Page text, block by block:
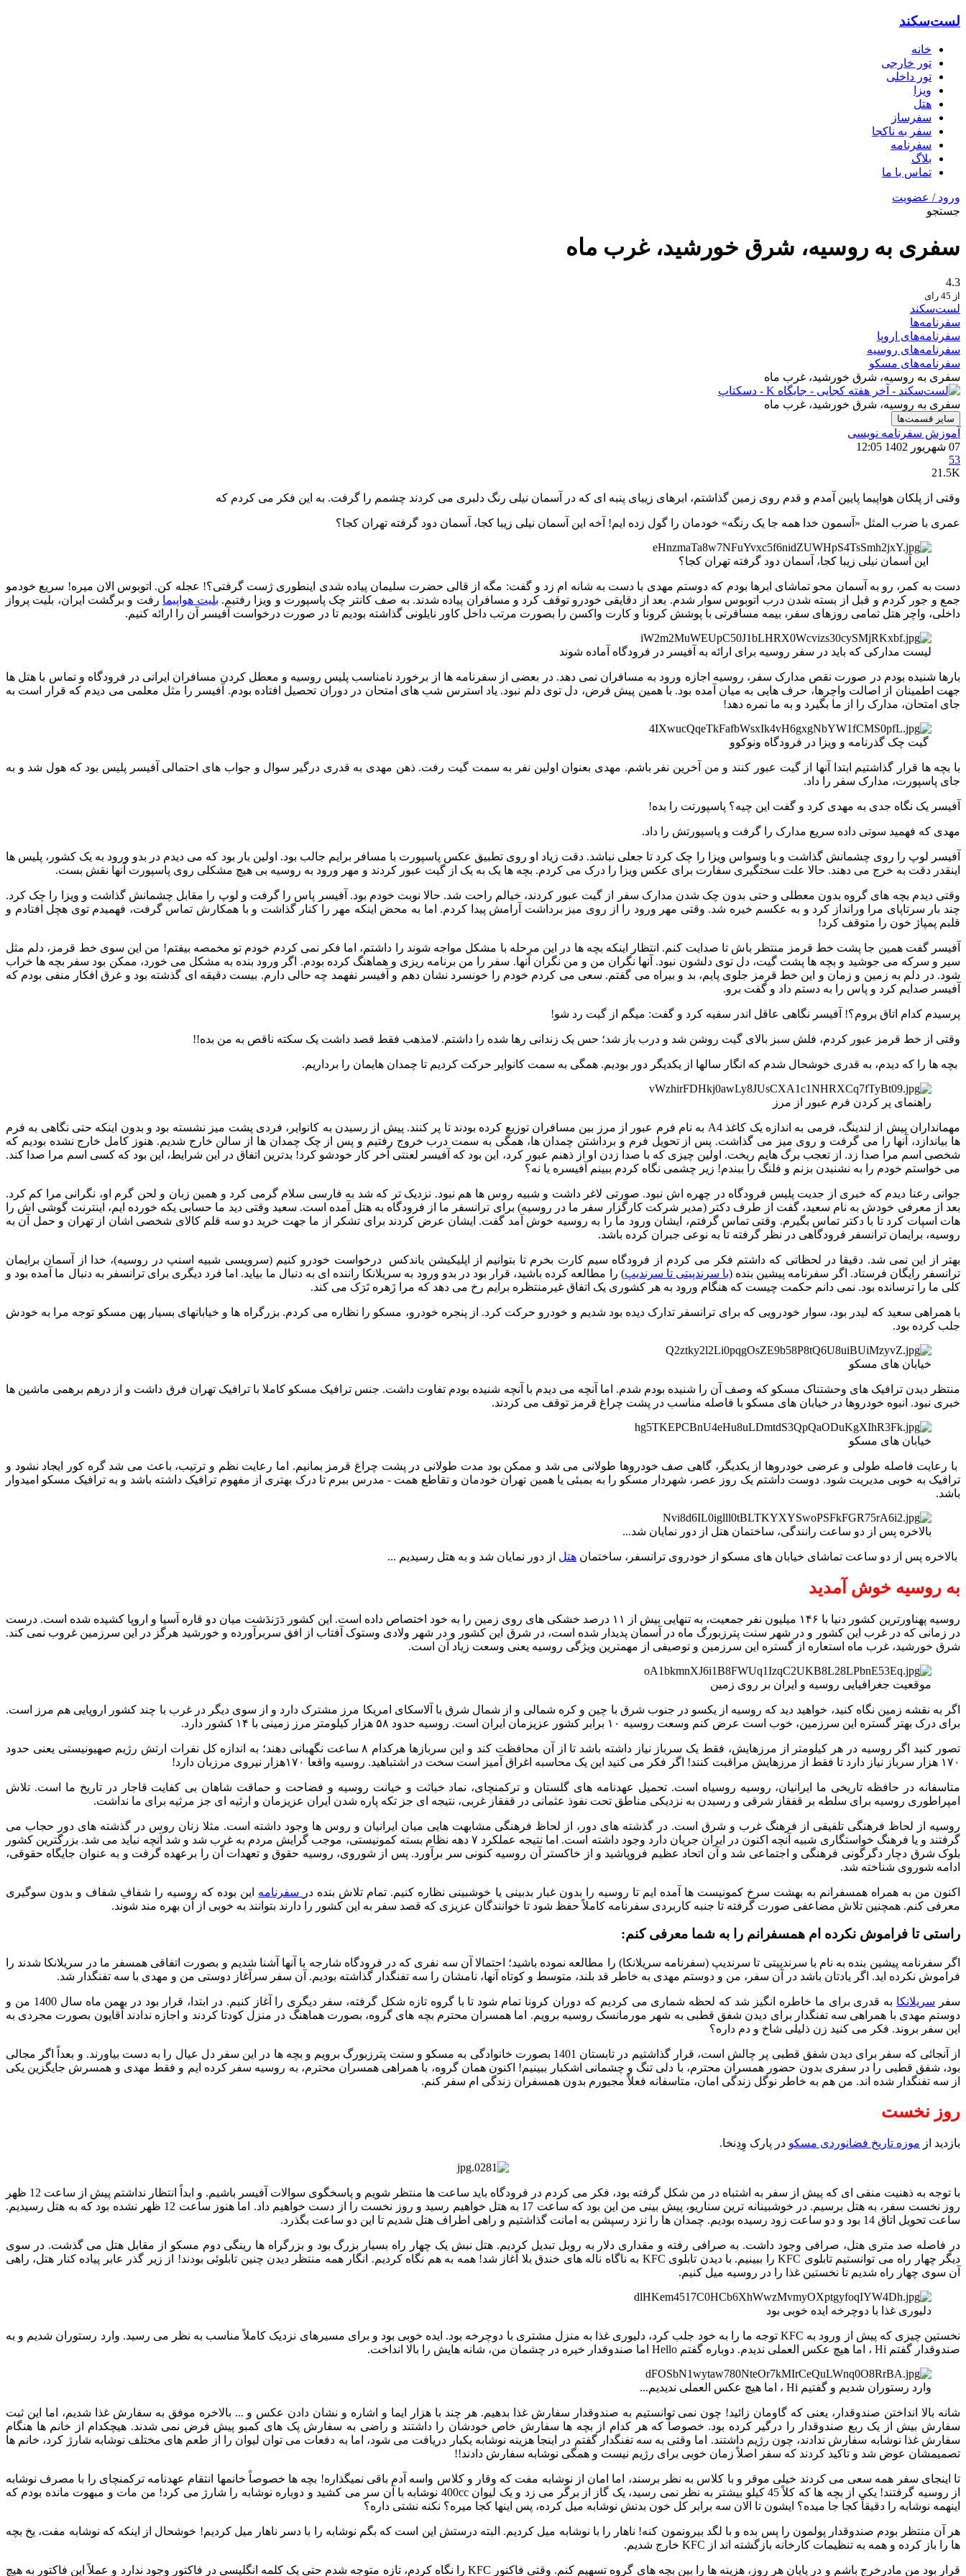
لست‌سکند
خانه
تور خارجی
تور داخلی
ویزا
هتل‌
سفرساز
سفر به ناکجا
سفرنامه
بلاگ
تماس با ما
ورود / عضویت
جستجو
سفری به روسیه، شرق خورشید، غرب ماه
4.3
از 45 رای
لست‌سکند
سفرنامه‌ها
سفرنامه‌های اروپا
سفرنامه‌های روسیه
سفرنامه‌های مسکو
سفری به روسیه، شرق خورشید، غرب ماه
سفری به روسیه، شرق خورشید، غرب ماه
سایر قسمت‌ها
آموزش سفرنامه‌ نویسی
07 شهریور 1402 12:05
53
21.5K
وقتی از پلکان هواپیما پایین آمدم و قدم روی زمین گذاشتم، ابرهای زیبای پنبه ای که در آسمان نیلی رنگ دلبری می کردند چشمم را گرفت. به این فکر می کردم که
عمری با ضرب المثل «آسمون خدا همه جا یک رنگه» خودمان را گول زده ایم! آخه این آسمان نیلی زیبا کجا، آسمان دود گرفته تهران کجا؟
این آسمان نیلی زیبا کجا، آسمان دود گرفته تهران کجا؟
دست به کمر، رو به آسمان محو تماشای ابرها بودم که دوستم مهدی با دست به شانه ام زد و گفت: مگه از قالی حضرت سلیمان پیاده شدی اینطوری ژست گرفتی؟! عجله کن. اتوبوس الان میره! سریع خودمو
جمع و جور کردم و قبل از بسته شدن درب اتوبوس سوار شدم. بعد از دقایقی خودرو توقف کرد و مسافران پیاده شدند. به صف کانتر چک پاسپورت و ویزا رفتیم. بلیت هواپیما رفت و برگشت ایران، بلیت پرواز
داخلی، واچر هتل تمامی روزهای سفر، بیمه مسافرتی با پوشش کرونا و کارت واکسن را بصورت مرتب داخل کاور نایلونی گذاشته بودیم تا در صورت درخواست آفیسر آن را ارائه کنیم.
لیست مدارکی که باید در سفر روسیه برای ارائه به آفیسر در فرودگاه آماده شوند
بارها شنیده بودم در صورت نقص مدارک سفر، روسیه اجازه ورود به مسافران نمی دهد. در بعضی از سفرنامه ها از برخورد نامناسب پلیس روسیه و معطل کردن مسافران ایرانی در فرودگاه و تماس با هتل ها
جهت اطمینان از اصالت واچرها، حرف هایی به میان آمده بود. با همین پیش فرض، دل توی دلم نبود. یاد استرس شب های امتحان در دوران تحصیل افتاده بودم. آفیسر را مثل معلمی می دیدم که قرار است به
جای امتحان، مدارک را از ما بگیرد و به ما نمره دهد!
گیت چک گذرنامه و ویزا در فرودگاه ونوکوو
با بچه ها قرار گذاشتیم ابتدا آنها از گیت عبور کنند و من آخرین نفر باشم. مهدی بعنوان اولین نفر به سمت گیت رفت. ذهن مهدی به قدری درگیر سوال و جواب های احتمالی آفیسر پلیس بود که هول شد و به
جای پاسپورت، مدارک سفر را داد.
آفیسر یک نگاه جدی به مهدی کرد و گفت این چیه؟ پاسپورتت را بده!
مهدی که فهمید سوتی داده سریع مدارک را گرفت و پاسپورتش را داد.
آفیسر لوپ را روی چشمانش گذاشت و با وسواس ویزا را چک کرد تا جعلی نباشد. دقت زیاد او روی تطبیق عکس پاسپورت با مسافر برایم جالب بود. اولین بار بود که می دیدم در بدو ورود به یک کشور، پلیس ها
اینقدر دقت به خرج می دهند. حالا علت سختگیری سفارت برای عکس ویزا را درک می کردم. بچه ها یک به یک از گیت عبور کردند و مهر ورود به روسیه بی هیچ مشکلی روی پاسپورت آنها نقش بست.
وقتی دیدم بچه های گروه بدون معطلی و حتی بدون چک شدن مدارک سفر از گیت عبور کردند، خیالم راحت شد. حالا نوبت خودم بود. آفیسر پاس را گرفت و لوپ را مقابل چشمانش گذاشت و ویزا را چک کرد.
چند بار سرتاپای مرا ورانداز کرد و به عکسم خیره شد. وقتی مهر ورود را از روی میز برداشت آرامش پیدا کردم. اما به محض اینکه مهر را کنار گذاشت و با همکارش تماس گرفت، فهمیدم توی هچل افتادم و
قلبم پمپاژ خون را متوقف کرد!
آفیسر گفت همین جا پشت خط قرمز منتظر باش تا صدایت کنم. انتظار اینکه بچه ها در این مرحله با مشکل مواجه شوند را داشتم، اما فکر نمی کردم خودم تو مخمصه بیفتم! من این سوی خط قرمز، دلم مثل
سیر و سرکه می جوشید و بچه ها پشت گیت، دل توی دلشون نبود. آنها نگران من و من نگران آنها. سفر را من برنامه ریزی و هماهنگ کرده بودم. اگر ورود بنده به مشکل می خورد، ممکن بود سفر بچه ها خراب
شود. در دلم به زمین و زمان و این خط قرمز جلوی پایم، بد و بیراه می گفتم. سعی می کردم خودم را خونسرد نشان دهم و آفیسر نفهمد چه حالی دارم. بیست دقیقه ای گذشته بود و غرق افکار منفی بودم که
آفیسر صدایم کرد و پاس را به دستم داد و گفت برو.
پرسیدم کدام اتاق بروم؟! آفیسر نگاهی عاقل اندر سفیه کرد و گفت: میگم از گیت رد شو!
وقتی از خط قرمز عبور کردم، فلش سبز بالای گیت روشن شد و درب باز شد؛ حس یک زندانی رها شده را داشتم. لامذهب فقط قصد داشت یک سکته ناقص به من بده!!
بچه ها را که دیدم، به قدری خوشحال شدم که انگار سالها از یکدیگر دور بودیم. همگی به سمت کانوایر حرکت کردیم تا چمدان هایمان را برداریم.
راهنمای پر کردن فرم عبور از مرز
مهمانداران پیش از لندینگ، فرمی به اندازه یک کاغذ A4 به نام فرم عبور از مرز بین مسافران توزیع کرده بودند تا پر کنند. پیش از رسیدن به کانوایر، فردی پشت میز نشسته بود و بدون اینکه حتی نگاهی به فرم
ها بیاندازد، آنها را می گرفت و روی میز می گذاشت. پس از تحویل فرم و برداشتن چمدان ها، همگی به سمت درب خروج رفتیم و پس از چک چمدان ها از سالن خارج شدیم. هنوز کامل خارج نشده بودیم که
شخصی اسم مرا صدا زد. از تعجب برگ هایم ریخت. اولین چیزی که با صدا زدن او از ذهنم عبور کرد، این بود که آفیسر لعنتی آخر کار خودشو کرد! بدترین اتفاق در این شرایط، این بود که کسی اسم مرا صدا کند.
می خواستم خودم را به نشنیدن بزنم و فلنگ را ببندم! زیر چشمی نگاه کردم ببینم آفیسره یا نه؟
جوانی رعنا دیدم که خبری از جدیت پلیس فرودگاه در چهره اش نبود. صورتی لاغر داشت و شبیه روس ها هم نبود. نزدیک تر که شد به فارسی سلام گرمی کرد و همین زبان و لحن گرم او، نگرانی مرا کم کرد.
بعد از معرفی خودش به نام سعید، گفت از طرف دکتر (مدیر شرکت کارگزار سفر ما در روسیه) برای ترانسفر ما از فرودگاه به هتل آمده است. سعید وقتی دید ما حسابی یکه خورده ایم، اینترنت گوشی اش را
هات اسپات کرد تا با دکتر تماس بگیرم. وقتی تماس گرفتم، ایشان ورود ما را به روسیه خوش آمد گفت. ایشان عرض کردند برای تشکر از ما جهت خرید دو سه قلم کالای شخصی اشان از تهران و حمل آن به
روسیه، برایمان ترانسفر فرودگاهی در نظر گرفته تا به نوعی جبران کرده باشد.
بهتر از این نمی شد. دقیقا در لحظاتی که داشتم فکر می کردم از فرودگاه سیم کارت بخرم تا بتوانیم از اپلیکیشن یاندکس درخواست خودرو کنیم (سرویسی شبیه اسنپ در روسیه)، خدا از آسمان برایمان
ترانسفر رایگان فرستاد. اگر سفرنامه پیشین بنده (با سرندپیتی تا سرندیپ) را مطالعه کرده باشید، قرار بود در بدو ورود به سریلانکا راننده ای به دنبال ما بیاید. اما فرد دیگری برای ترانسفر به دنبال ما آمده بود و
کلی ما را ترسانده بود. نمی دانم حکمت چیست که هنگام ورود به هر کشوری یک اتفاق غیرمنتظره برایم رخ می دهد که مرا زَهره تَرَک می کند.
با همراهی سعید که لیدر بود، سوار خودرویی که برای ترانسفر تدارک دیده بود شدیم و خودرو حرکت کرد. از پنجره خودرو، مسکو را نظاره می کردم. بزرگراه ها و خیابانهای بسیار پهن مسکو توجه مرا به خودش
جلب کرده بود.
خیابان های مسکو
منتظر دیدن ترافیک های وحشتناک مسکو که وصف آن را شنیده بودم شدم. اما آنچه می دیدم با آنچه شنیده بودم تفاوت داشت. جنس ترافیک مسکو کاملا با ترافیک تهران فرق داشت و از درهم برهمی ماشین ها
خبری نبود. انبوه خودروها در خیابان های مسکو با فاصله مناسب در پشت چراغ قرمز توقف می کردند.
خیابان های مسکو
با رعایت فاصله طولی و عرضی خودروها از یکدیگر، گاهی صف خودروها طولانی می شد و ممکن بود مدت طولانی در پشت چراغ قرمز بمانیم. اما رعایت نظم و ترتیب، باعث می شد گره کور ایجاد نشود و
ترافیک به خوبی مدیریت شود. دوست داشتم یک روز عصر، شهردار مسکو را به بمبئی یا همین تهران خودمان و تقاطع همت - مدرس ببرم تا درک بهتری از مفهوم ترافیک داشته باشد و به ترافیک مسکو امیدوار
باشد.
بالاخره پس از دو ساعت رانندگی، ساختمان هتل از دور نمایان شد...
بالاخره پس از دو ساعت تماشای خیابان های مسکو از خودروی ترانسفر، ساختمان هتل از دور نمایان شد و به هتل رسیدیم ...
به روسیه خوش آمدید
روسیه پهناورترین کشور دنیا با ۱۴۶ میلیون نفر جمعیت، به تنهایی بیش از ۱۱ درصد خشکی های روی زمین را به خود اختصاص داده است. این کشور دَرَندَشت میان دو قاره آسیا و اروپا کشیده شده است. درست
در زمانی که در غرب این کشور و در شهر سنت پترزبورگ ماه در آسمان پدیدار شده است، در شرق این کشور و در شهر ولادی وستوک آفتاب از افق سربرآورده و خورشید هرگز در این سرزمین غروب نمی کند.
شرق خورشید، غرب ماه استعاره از گستره این سرزمین و توصیفی از مهمترین ویژگی روسیه یعنی وسعت زیاد آن است.
موقعیت جغرافیایی روسیه و ایران بر روی زمین
اگر به نقشه زمین نگاه کنید، خواهید دید که روسیه از یکسو در جنوب شرق با چین و کره شمالی و از شمال شرق با آلاسکای امریکا مرز مشترک دارد و از سوی دیگر در غرب با چند کشور اروپایی هم مرز است.
برای درک بهتر گستره این سرزمین، خوب است عرض کنم وسعت روسیه ۱۰ برابر کشور عزیزمان ایران است. روسیه حدود ۵۸ هزار کیلومتر مرز زمینی با ۱۴ کشور دارد.
تصور کنید اگر روسیه در هر کیلومتر از مرزهایش، فقط یک سرباز نیاز داشته باشد تا از آن محافظت کند و این سربازها هرکدام ۸ ساعت نگهبانی دهند؛ به اندازه کل نفرات ارتش رژیم صهیونیستی یعنی حدود
۱۷۰ هزار سرباز نیاز دارد تا فقط از مرزهایش مراقبت کنند! اگر فکر می کنید این یک محاسبه اغراق آمیز است سخت در اشتباهید. روسیه واقعا ۱۷۰هزار نیروی مرزبان دارد!
متاسفانه در حافظه تاریخی ما ایرانیان، روسیه روسیاه است. تحمیل عهدنامه های گلستان و ترکمنچای، نماد خباثت و خیانت روسیه و فضاحت و حماقت شاهان بی کفایت قاجار در تاریخ ما است. تلاش
امپراطوری روسیه برای سلطه بر قفقاز شرقی و رسیدن به نزدیکی مناطق تحت نفوذ عثمانی در قفقاز غربی، نتیجه ای جز تکه پاره شدن ایران عزیزمان و ارثیه ای جز مرثیه برای ما نداشت.
روسیه از لحاظ فرهنگی تلفیقی از فرهنگ غرب و شرق است. در گذشته های دور، از لحاظ فرهنگی مشابهت هایی میان ایرانیان و روس ها وجود داشته است. مثلا زنان روس در گذشته های دور حجاب می
گرفتند و یا فرهنگ خواستگاری شبیه آنچه اکنون در ایران جریان دارد وجود داشته است. اما نتیجه عملکرد ۷ دهه نظام بسته کمونیستی، موجب گرایش مردم به غرب شد و شد آنچه نباید می شد. بزرگترین کشور
بلوک شرق دچار دگرگونی فرهنگی و اجتماعی شد و آن اتحاد عظیم فروپاشید و از خاکستر آن روسیه کنونی سر برآورد. پس از شوروی، روسیه حقوق و تعهدات آن را برعهده گرفت و به عنوان جایگاه حقوقی،
ادامه شوروی شناخته شد.
اکنون من به همراه همسفرانم به بهشت سرخ کمونیست ها آمده ایم تا روسیه را بدون غبار بدبینی یا خوشبینی نظاره کنیم. تمام تلاش بنده در سفرنامه این بوده که روسیه را شفافِ شفاف و بدون سوگیری
معرفی کنم. همچنین تلاش مضاعفی صورت گرفته تا جنبه کاربردی سفرنامه کاملاً حفظ شود تا خوانندگان عزیزی که قصد سفر به این کشور را دارند بتوانند به خوبی از آن بهره مند شوند.
راستی تا فراموش نکرده ام همسفرانم را به شما معرفی کنم:
اگر سفرنامه پیشین بنده به نام با سرندپیتی تا سرندیپ (سفرنامه سریلانکا) را مطالعه نموده باشید؛ احتمالا آن سه نفری که در فرودگاه شارجه با آنها آشنا شدیم و بصورت اتفاقی همسفر ما در سریلانکا شدند را
فراموش نکرده اید. اگر یادتان باشد در آن سفر، من و دوستم مهدی به خاطر قد بلند، متوسط و کوتاه آنها، نامشان را سه تفنگدار گذاشته بودیم. آن سفر سرآغاز دوستی من و مهدی با سه تفنگدار شد.
سفر سریلانکا
به قدری برای ما خاطره انگیز شد که لحظه شماری می کردیم که دوران کرونا تمام شود تا با گروه تازه شکل گرفته، سفر دیگری را آغاز کنیم. در ابتدا، قرار بود در بهمن ماه سال 1400 من و
دوستم مهدی با همراهی سه تفنگدار برای دیدن شفق قطبی به شهر مورمانسک روسیه برویم. اما همسران محترم بچه های گروه، بصورت هماهنگ در منزل کودتا کردند و اجازه ندادند آقایون بصورت مجردی به
این سفر بروند. فکر می کنید زن ذلیلی شاخ و دم داره؟
از آنجائی که سفر برای دیدن شفق قطبی پر چالش است، قرار گذاشتیم در تابستان 1401 بصورت خانوادگی به مسکو و سنت پترزبورگ برویم و بچه ها در این سفر دل عیال را به دست بیاورند. و بعداً اگر مجالی
بود، شفق قطبی را در سفری بدون حضور همسران محترم، با دلی تنگ و چشمانی اشکبار ببینیم! اکنون همان گروه، با همراهی همسران محترم، به روسیه سفر کرده ایم و فقط مهدی و همسرش جایگزین یکی
از سه تفنگدار شده اند. من هم به خاطر نوگل زندگی امان، متاسفانه فعلاً مجبورم بدون همسفران زندگی ام سفر کنم.
روز نخست
بازدید از موزه تاریخ فضانوردی مسکو در پارک وِدِنخا.
با توجه به ذهنیت منفی ای که پیش از سفر به اشتباه در من شکل گرفته بود، فکر می کردم در فرودگاه باید ساعت ها منتظر شویم و پاسخگوی سوالات آفیسر باشیم. و ابداً انتظار نداشتم پیش از ساعت 12 ظهر
روز نخست سفر، به هتل برسیم. در خوشبینانه ترین سناریو، پیش بینی من این بود که ساعت 17 به هتل خواهیم رسید و روز نخست را از دست خواهیم داد. اما هنوز ساعت 12 ظهر نشده بود که به هتل رسیدیم.
ساعت تحویل اتاق 14 بود و دو ساعت زود رسیده بودیم. چمدان ها را نزد رسپشن به امانت گذاشتیم و راهی اطراف هتل شدیم تا این دو ساعت بگذرد.
در فاصله صد متری هتل، صرافی وجود داشت. به صرافی رفته و مقداری دلار به روبل تبدیل کردیم. هتل نبش یک چهار راه بسیار بزرگ بود و بزرگراه ها رینگی دوم مسکو از مقابل هتل می گذشت. در سوی
دیگر چهار راه می توانستیم تابلوی KFC را ببینیم. با دیدن تابلوی KFC به ناگاه ناله های خندق بلا آغاز شد! همه به هم نگاه کردیم. انگار همه منتظر دیدن چنین تابلوئی بودند! از زیر گذر عابر پیاده کنار هتل، راهی
آن سوی چهار راه شدیم تا نخستین غذا را در روسیه میل کنیم.
دلیوری غذا با دوچرخه ایده خوبی بود
نخستین چیزی که پیش از ورود به KFC توجه ما را به خود جلب کرد، دلیوری غذا به منزل مشتری با دوچرخه بود. ایده خوبی بود و برای مسیرهای نزدیک کاملاً مناسب به نظر می رسید. وارد رستوران شدیم و به
صندوقدار گفتم Hi ، اما هیچ عکس العملی ندیدم. دوباره گفتم Hello اما صندوقدار خیره در چشمان من، شانه هایش را بالا انداخت.
وارد رستوران شدیم و گفتیم Hi ، اما هیچ عکس العملی ندیدیم...
شانه بالا انداختن صندوقدار، یعنی که گاومان زائید! چون نمی توانستیم به صندوقدار سفارش غذا بدهیم. هر چند با هزار ایما و اشاره و نشان دادن عکس و ... بالاخره موفق به سفارش غذا شدیم، اما این ثبت
سفارش بیش از یک ربع صندوقدار را درگیر کرده بود. خصوصاً که هر کدام از بچه ها سفارش خاص خودشان را داشتند و راضی به سفارش پک های کمبو پیش فرض نمی شدند. هیچکدام از خانم ها هنگام
سفارش غذا نوشابه سفارش ندادند، چون رژیم داشتند. اما وقتی به سه تفنگدار گفتم در اینجا هزینه نوشابه یکبار دریافت می شود، اما به دفعات می توان لیوان را از طعم های مختلف نوشابه شارژ کرد، خانم ها
تصمیمشان عوض شد و تاکید کردند که سفر اصلاً زمان خوبی برای رژیم نیست و همگی نوشابه سفارش دادند!!
تا اینجای سفر همه سعی می کردند خیلی موقر و با کلاس به نظر برسند، اما امان از نوشابه مفت که وقار و کلاس واسه آدم باقی نمیگذاره! بچه ها خصوصاً خانمها انتقام عهدنامه ترکمنچای را با مصرف نوشابه
از روسیه گرفتند! یکی از بچه ها که کلاً 45 کیلو بیشتر به نظر نمی رسید، یک گاز از برگر می زد و یک لیوان 400cc نوشابه با آن سر می کشید و دوباره نوشابه را شارژ می کرد! من مات و مبهوت مانده بودم که
اینهمه نوشابه را دقیقاً کجا جا میده؟ ایشون تا الان سه برابر کل خون بدنش نوشابه میل کرده، پس اینها کجا میره؟ نکنه نشتی داره؟
هر آن منتظر بودم صندوقدار پولمون را پس بده و با لگد بیرونمون کنه! ناهار را با نوشابه میل کردیم. البته درستش این است که بگم نوشابه را با دسر ناهار میل کردیم! خوشحال از اینکه که نوشابه مفت، یخ بچه
ها را باز کرده و همه به تنظیمات کارخانه بازگشته اند از KFC خارج شدیم.
قرار بود من مادرخرج باشم و در پایان هر روز، هزینه ها را بین بچه های گروه تسهیم کنم. وقتی فاکتور KFC را نگاه کردم، تازه متوجه شدم حتی یک کلمه انگلیسی در فاکتور وجود ندارد و عملاً این فاکتور به هیچ